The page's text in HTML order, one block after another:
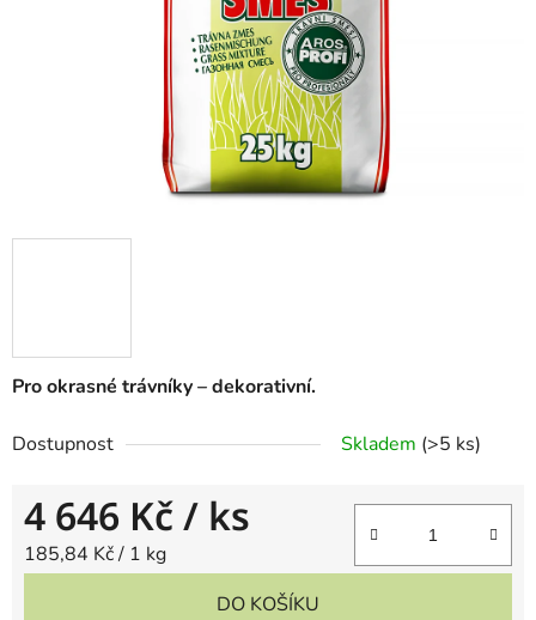
Pro okrasné trávníky – dekorativní.
Dostupnost Skladem (>5 ks)
4 646 Kč/ ks
Měrná cena:
185,84 Kč / 1 kg
DO KOŠÍKU